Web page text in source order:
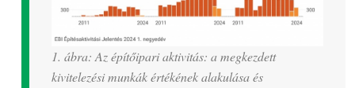
1. ábra: Az építőipari aktivitás: a megkezdett
kivitelezési munkák értékének alakulása és